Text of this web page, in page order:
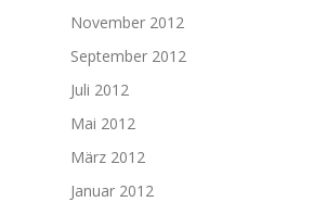
November 2012
September 2012
Juli 2012
Mai 2012
März 2012
Januar 2012